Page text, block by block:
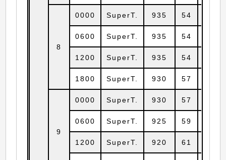
8
0000 SuperT. 935 54
0600 SuperT. 935 54
1200 SuperT. 935 54
1800 SuperT. 930 57
9
0000 SuperT. 930 57
0600 SuperT. 925 59
1200 SuperT. 920 61